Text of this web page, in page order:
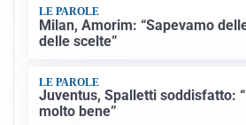
LE PAROLE
Milan, Amorim: “Sapevamo
delle scelte”
LE PAROLE
Juventus, Spalletti soddisfatto:
molto bene”